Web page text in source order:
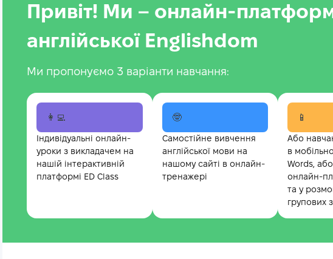
Привіт! Ми – онлайн-
англійської Englishdom
Ми пропонуємо 3 варіанти навчання:
👩‍💻
Індивідуальні онлайн-
уроки з викладачем на
нашій інтерактивній
платформі ED Class
🤓
Самостійне вивчення
англійської мови на
нашому сайті в онлайн-
тренажері
📱
Або
в
Words,
онлайн-
та у
групових